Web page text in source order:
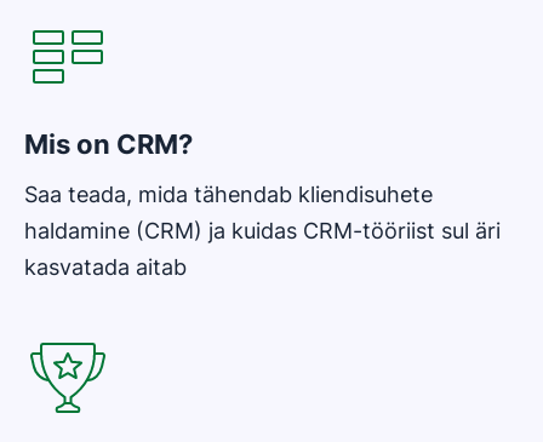
Mis on CRM?
Saa teada, mida tähendab kliendisuhete
haldamine (CRM) ja kuidas CRM-tööriist sul äri
kasvatada aitab